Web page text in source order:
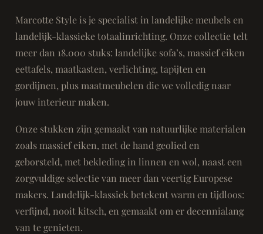
Marcotte Style is je specialist in landelijke meubels en
landelijk-klassieke totaalinrichting. Onze collectie telt
meer dan 18.000 stuks: landelijke sofa’s, massief eiken
eettafels, maatkasten, verlichting, tapijten en
gordijnen, plus maatmeubelen die we volledig naar
jouw interieur maken.
Onze stukken zijn gemaakt van natuurlijke materialen
zoals massief eiken, met de hand geolied en
geborsteld, met bekleding in linnen en wol, naast een
zorgvuldige selectie van meer dan veertig Europese
makers. Landelijk-klassiek betekent warm en tijdloos:
verfijnd, nooit kitsch, en gemaakt om er decennialang
van te genieten.